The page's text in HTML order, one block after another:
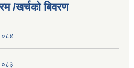
/खर्चको बिवरण